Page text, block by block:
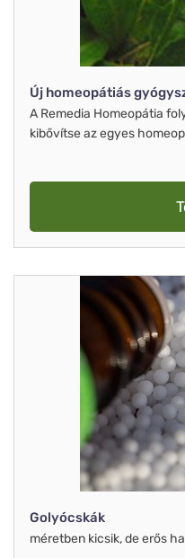
Új homeopátiás
A Remedia Homeopátia
kibővítse az egyes
Golyócskák
méretben kicsik, de erős